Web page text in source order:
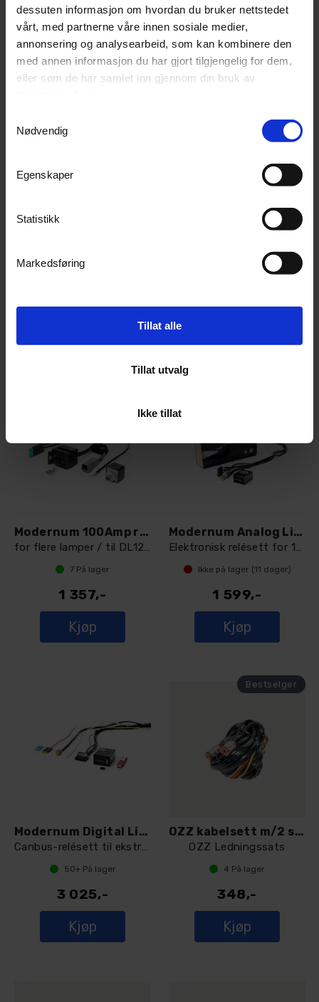
dessuten informasjon om hvordan du bruker nettstedet
vårt, med partnerne våre innen sosiale medier,
annonsering og analysearbeid, som kan kombinere den
med annen informasjon du har gjort tilgjengelig for dem,
eller som de har samlet inn gjennom din bruk av
Nødvendig
Egenskaper
Statistikk
Markedsføring
Tillat alle
Tillat utvalg
Ikke tillat
Kjøp Kjøp
7På lager
Modernum Analog Lightning 3025 Pluss
dager)
Modernum 100Amp relesett
for flere lamper / til DL1200 og DL3025
7 På lager
1 357,-
Kjøp
Modernum Analog Lightning 3025 Pluss
Elektronisk relésett for 12v og 24v
Ikke på lager (11 dager)
1 599,-
Kjøp
Modernum Digital Lightning DL1200 Gen 2
Canbus-relésett til ekstralys
50+På lager
3 025,-
Kjøp
OZZ kabelsett m/2 stk DT 4-pin
OZZ Ledningssats
4 På lager
348,-
Kjøp